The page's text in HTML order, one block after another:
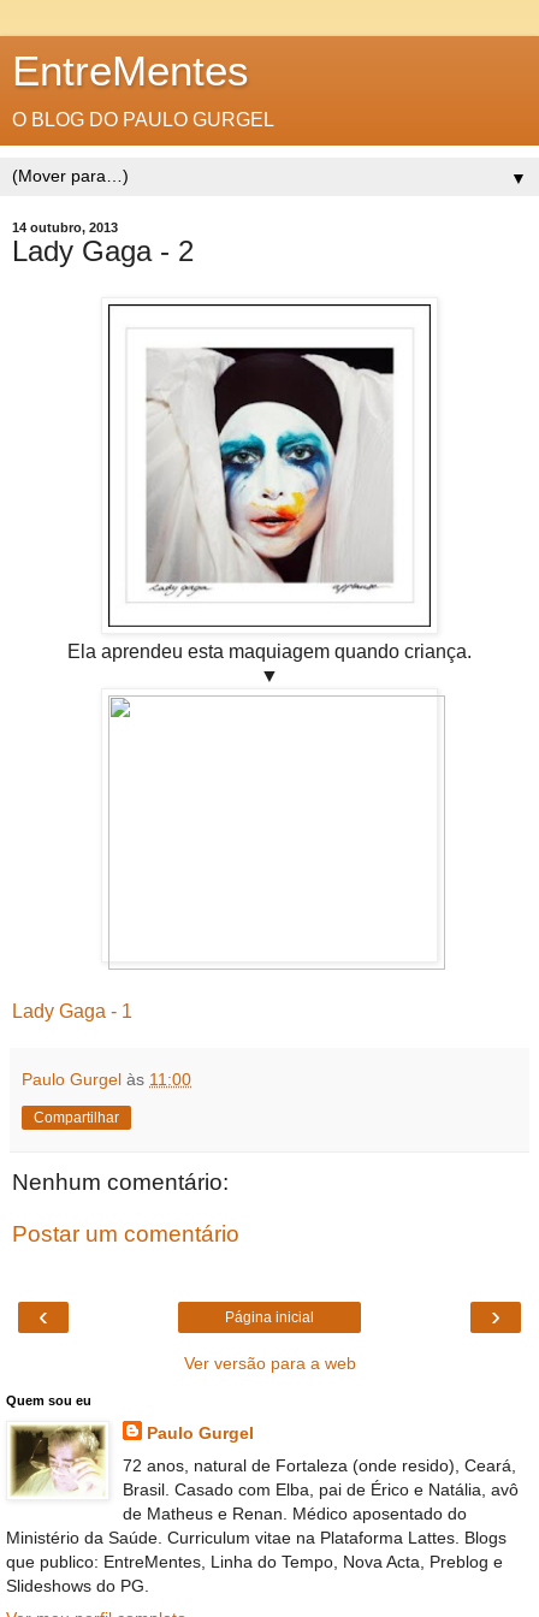
EntreMentes
O BLOG DO PAULO GURGEL
▼
14 outubro, 2013
Lady Gaga - 2
Ela aprendeu esta maquiagem quando criança.
▼
Lady Gaga - 1
Paulo Gurgel às 11:00
Compartilhar
Nenhum comentário:
Postar um comentário
‹ ›
Página inicial
Ver versão para a web
Quem sou eu
Paulo Gurgel
72 anos, natural de Fortaleza (onde resido), Ceará,
Brasil. Casado com Elba, pai de Érico e Natália, avô
de Matheus e Renan. Médico aposentado do
Ministério da Saúde. Curriculum vitae na Plataforma Lattes. Blogs
que publico: EntreMentes, Linha do Tempo, Nova Acta, Preblog e
Slideshows do PG.